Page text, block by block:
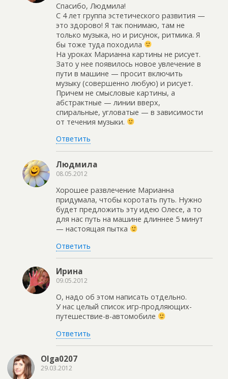
Спасибо, Людмила!
С 4 лет группа эстетического развития —
это здорово! Я так понимаю, там не
только музыка, но и рисунок, ритмика. Я
бы тоже туда походила
На уроках Марианна картины не рисует.
Зато у нее появилось новое увлечение в
пути в машине — просит включить
музыку (совершенно любую) и рисует.
Причем не смысловые картины, а
абстрактные — линии вверх,
спиральные, угловатые — в зависимости
от течения музыки.
Ответить
Людмила
08.05.2012
Хорошее развлечение Марианна
придумала, чтобы коротать путь. Нужно
будет предложить эту идею Олесе, а то
для нас путь на машине длиннее 5 минут
— настоящая пытка
Ответить
Ирина
09.05.2012
О, надо об этом написать отдельно.
У нас целый список игр-продляющих-
путешествие-в-автомобиле
Ответить
Olga0207
29.03.2012